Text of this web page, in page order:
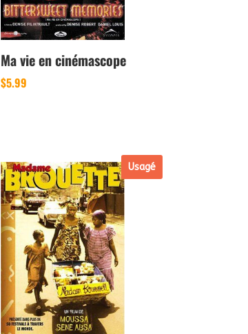
Ma vie en cinémascope
$5.99
Usagé